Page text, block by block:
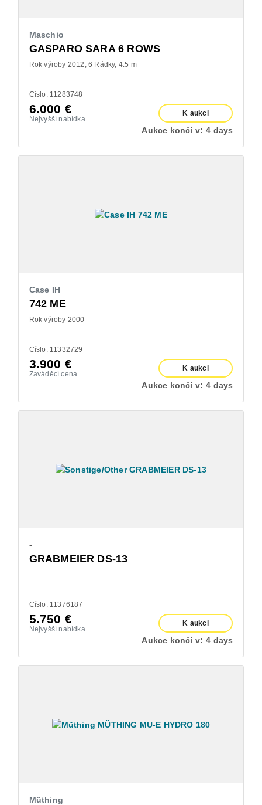
Maschio
GASPARO SARA 6 ROWS
Rok výroby 2012 6 Rádky 4.5 m
Císlo: 11283748
6.000 €
Nejvyšší nabídka
K aukci
Aukce končí v: 4 days
Case IH
742 ME
Rok výroby 2000
Císlo: 11332729
3.900 €
Zaváděcí cena
K aukci
Aukce končí v: 4 days
-
GRABMEIER DS-13
Císlo: 11376187
5.750 €
Nejvyšší nabídka
K aukci
Aukce končí v: 4 days
Müthing